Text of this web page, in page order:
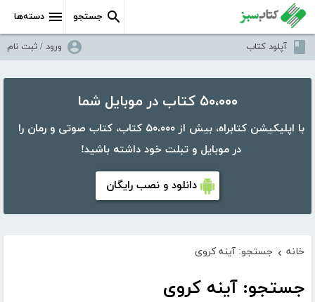
دسته‌ها جستجو
آپلود کتاب ورود / ثبت نام
۵۰،۰۰۰ کتاب در موبایل شما
با اپلیکیشن کتابراه، بیش از ۵۰،۰۰۰ کتاب، کتاب صوتی و رمان را
در موبایل و تبلت خود داشته باشید!
دانلود و نصب رایگان
خانه › جستجو: آینه کروی
جستجو: آینه کروی